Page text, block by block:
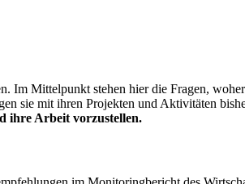
Im Mittelpunkt stehen hier die Fragen,
sie mit ihren Projekten und Aktivitäten
ihre Arbeit vorzustellen.